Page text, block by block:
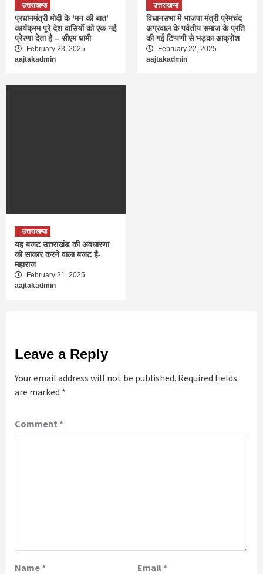
उत्तराखण्ड
प्रधानमंत्री मोदी के ‘मन की बात’
कार्यक्रम पूरे देश वासियों को एक नई
प्रेरणा देता है – सीएम धामी
February 23, 2025
aajtakadmin
उत्तराखण्ड
विधानसभा में भाजपा मंत्री प्रेमचंद
अग्रवाल के पर्वतीय समाज के प्रति
की गई टिप्पणी से भड़का आक्रोश
February 22, 2025
aajtakadmin
उत्तराखण्ड
यह बजट उत्तराखंड की अवधारणा
को साकार करने वाला बजट है-
महाराज
February 21, 2025
aajtakadmin
Leave a Reply
Your email address will not be published. Required fields
are marked *
Comment *
Name* Email *